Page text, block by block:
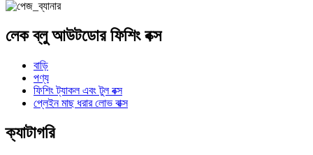
লেক ব্লু আউটডোর ফিশিং বক্স
বাড়ি
পণ্য
ফিশিং ট্যাকল এবং টুল বক্স
প্লেইন মাছ ধরার লোভ বাক্স
ক্যাটাগরি